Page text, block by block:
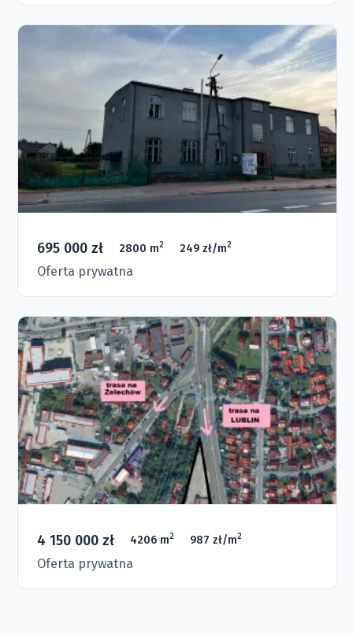
695 000 zł 2800 m2 249 zł/m2
Oferta prywatna
4 150 000 zł 4206 m2 987 zł/m2
Oferta prywatna